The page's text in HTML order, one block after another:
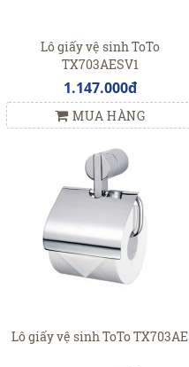
Lô giấy vệ sinh ToTo
TX703AESV1
1.147.000đ
MUA HÀNG
Lô giấy vệ sinh ToTo TX703AE